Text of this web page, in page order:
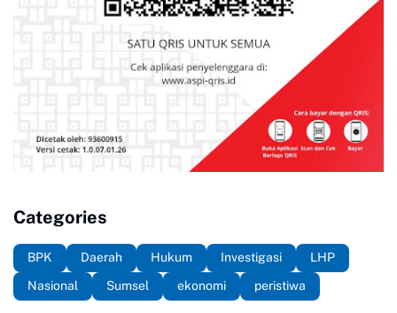
Categories
BPK Daerah Hukum Investigasi
LHP
Nasional
Sumsel ekonomi peristiwa